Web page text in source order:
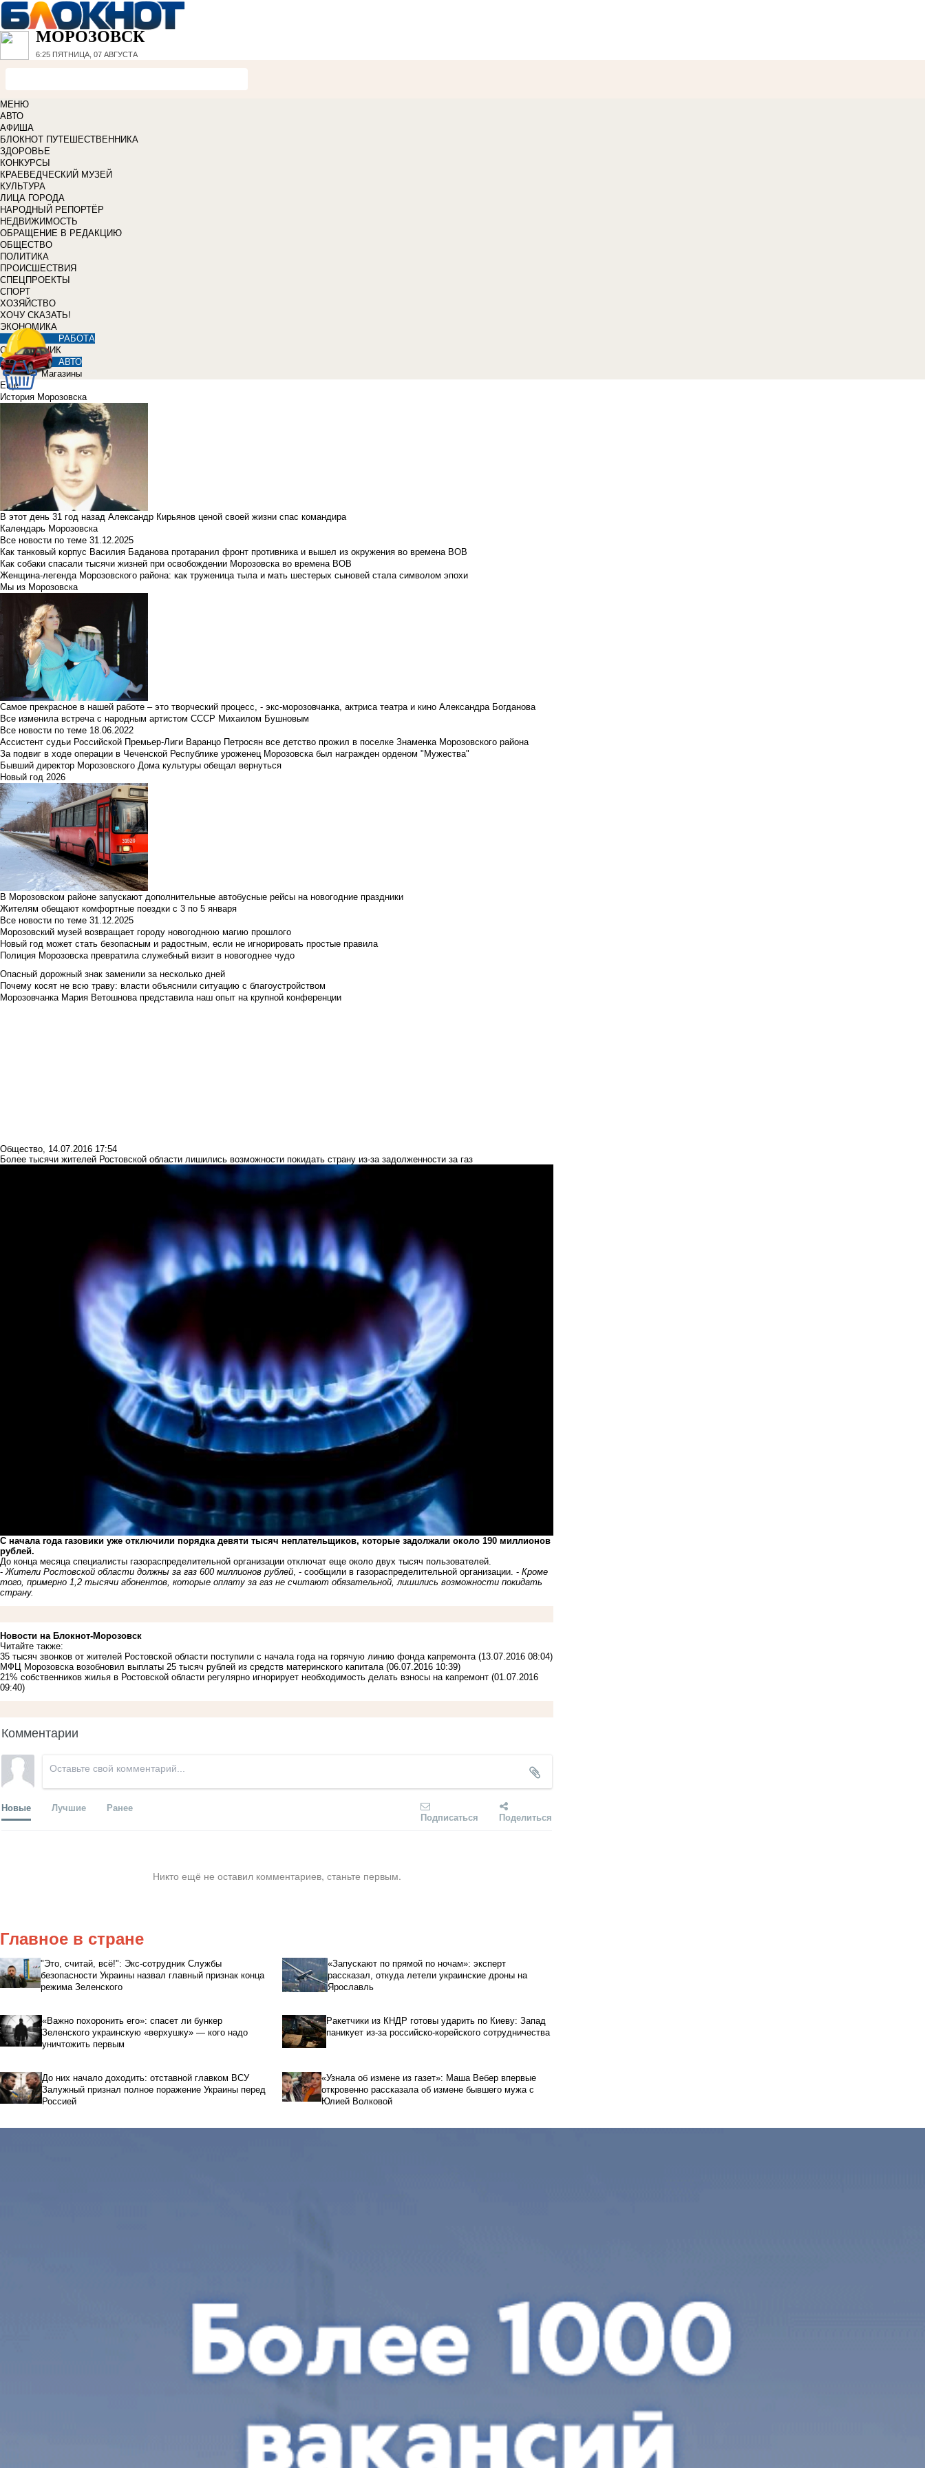
МОРОЗОВСК
6:25 ПЯТНИЦА, 07 АВГУСТА
МЕНЮ
АВТО
АФИША
БЛОКНОТ ПУТЕШЕСТВЕННИКА
ЗДОРОВЬЕ
КОНКУРСЫ
КРАЕВЕДЧЕСКИЙ МУЗЕЙ
КУЛЬТУРА
ЛИЦА ГОРОДА
НАРОДНЫЙ РЕПОРТЁР
НЕДВИЖИМОСТЬ
ОБРАЩЕНИЕ В РЕДАКЦИЮ
ОБЩЕСТВО
ПОЛИТИКА
ПРОИСШЕСТВИЯ
СПЕЦПРОЕКТЫ
СПОРТ
ХОЗЯЙСТВО
ХОЧУ СКАЗАТЬ!
ЭКОНОМИКА
РАБОТА
СПРАВОЧНИК
АВТО
Магазины
Еще
История Морозовска
В этот день 31 год назад Александр Кирьянов ценой своей жизни спас командира
Календарь Морозовска
Все новости по теме 31.12.2025
Как танковый корпус Василия Баданова протаранил фронт противника и вышел из окружения во времена ВОВ
Как собаки спасали тысячи жизней при освобождении Морозовска во времена ВОВ
Женщина-легенда Морозовского района: как труженица тыла и мать шестерых сыновей стала символом эпохи
Мы из Морозовска
Самое прекрасное в нашей работе – это творческий процесс, - экс-морозовчанка, актриса театра и кино Александра Богданова
Все изменила встреча с народным артистом СССР Михаилом Бушновым
Все новости по теме 18.06.2022
Ассистент судьи Российской Премьер-Лиги Варанцо Петросян все детство прожил в поселке Знаменка Морозовского района
За подвиг в ходе операции в Чеченской Республике уроженец Морозовска был награжден орденом "Мужества"
Бывший директор Морозовского Дома культуры обещал вернуться
Новый год 2026
В Морозовском районе запускают дополнительные автобусные рейсы на новогодние праздники
Жителям обещают комфортные поездки с 3 по 5 января
Все новости по теме 31.12.2025
Морозовский музей возвращает городу новогоднюю магию прошлого
Новый год может стать безопасным и радостным, если не игнорировать простые правила
Полиция Морозовска превратила служебный визит в новогоднее чудо
Опасный дорожный знак заменили за несколько дней
Почему косят не всю траву: власти объяснили ситуацию с благоустройством
Морозовчанка Мария Ветошнова представила наш опыт на крупной конференции
Общество, 14.07.2016 17:54
Более тысячи жителей Ростовской области лишились возможности покидать страну из-за задолженности за газ
С начала года газовики уже отключили порядка девяти тысяч неплательщиков, которые задолжали около 190 миллионов
рублей.
До конца месяца специалисты газораспределительной организации отключат еще около двух тысяч пользователей.
- Жители Ростовской области должны за газ 600 миллионов рублей , - сообщили в газораспределительной организации. - Кроме
того, примерно 1,2 тысячи абонентов, которые оплату за газ не считают обязательной, лишились возможности покидать
страну.
Новости на Блoкнoт-Морозовск
Читайте также:
35 тысяч звонков от жителей Ростовской области поступили с начала года на горячую линию фонда капремонта (13.07.2016 08:04)
МФЦ Морозовска возобновил выплаты 25 тысяч рублей из средств материнского капитала (06.07.2016 10:39)
21% собственников жилья в Ростовской области регулярно игнорирует необходимость делать взносы на капремонт (01.07.2016
09:40)
Комментарии
Новые Лучшие Ранее
Подписаться Поделиться
Никто ещё не оставил комментариев, станьте первым.
Главное в стране
"Это, считай, всё!": Экс-сотрудник Службы
безопасности Украины назвал главный признак конца
режима Зеленского
«Запускают по прямой по ночам»: эксперт
рассказал, откуда летели украинские дроны на
Ярославль
«Важно похоронить его»: спасет ли бункер
Зеленского украинскую «верхушку» — кого надо
уничтожить первым
Ракетчики из КНДР готовы ударить по Киеву: Запад
паникует из-за российско-корейского сотрудничества
До них начало доходить: отставной главком ВСУ
Залужный признал полное поражение Украины перед
Россией
«Узнала об измене из газет»: Маша Вебер впервые
откровенно рассказала об измене бывшего мужа с
Юлией Волковой